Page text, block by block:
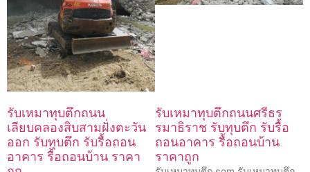
รับเหมาทุบตึกถนน
เลียบคลองสิบสามฝั่งตะวัน
ออก รับทุบตึก รับรื้อถอน
อาคาร รื้อถอนบ้าน ราคา
รับเหมาทุบตึกถนนศรีธร
รมาธิราช รับทุบตึก รับรื้อ
ถอนอาคาร รื้อถอนบ้าน
ราคาถูก